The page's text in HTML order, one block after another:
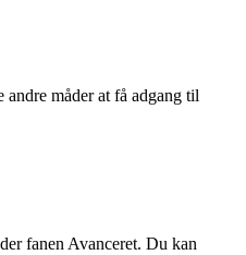
måder at få adgang til
fanen Avanceret. Du kan